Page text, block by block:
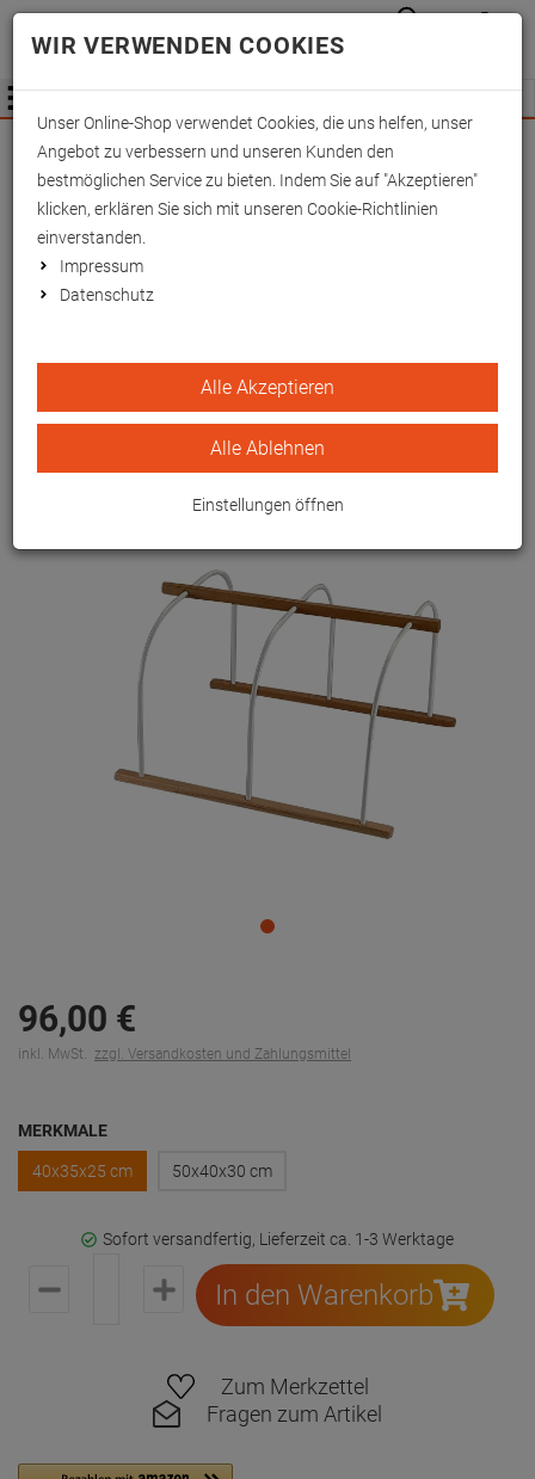
Wichtige Änderung für Fachhändler zum
01.09.2026 -Mehr Informationen hier
Anmelden
Menü
Bettbogen Holz, 40x35x25
cm
96,00 €
inkl. MwSt. zzgl. Versandkosten und Zahlungsmittel
MERKMALE
40x35x25 cm 50x40x30 cm
Sofort versandfertig, Lieferzeit ca. 1-3 Werktage
In den Warenkorb
Zum Merkzettel
Fragen zum Artikel
WIR VERWENDEN COOKIES
Unser Online-Shop verwendet Cookies, die uns helfen, unser
Angebot zu verbessern und unseren Kunden den
bestmöglichen Service zu bieten. Indem Sie auf "Akzeptieren"
klicken, erklären Sie sich mit unseren Cookie-Richtlinien
einverstanden.
Impressum
Datenschutz
Alle Akzeptieren
Alle Ablehnen
Einstellungen öffnen